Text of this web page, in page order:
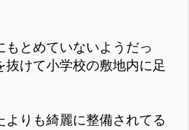
もとめていないようだっ
抜けて小学校の敷地内に足
よりも綺麗に整備されてる